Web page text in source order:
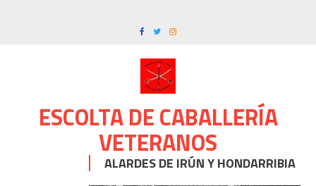
ESCOLTA DE CABALLERÍA
VETERANOS
ALARDES DE IRÚN Y HONDARRIBIA